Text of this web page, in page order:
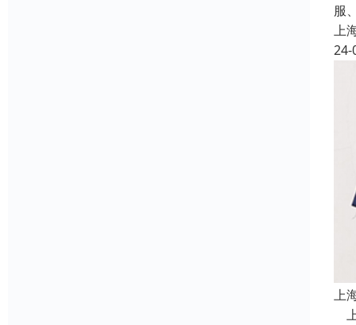
服
上
24-
上